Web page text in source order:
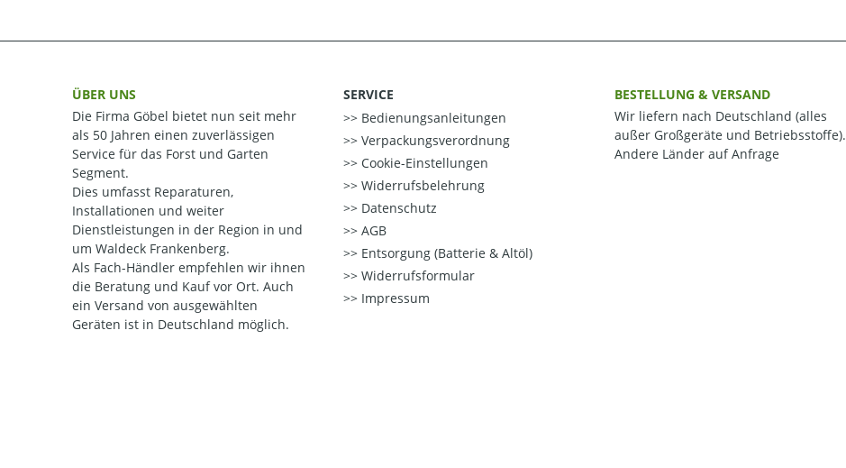
ÜBER UNS
Die Firma Göbel bietet nun seit mehr
als 50 Jahren einen zuverlässigen
Service für das Forst und Garten
Segment.
Dies umfasst Reparaturen,
Installationen und weiter
Dienstleistungen in der Region in und
um Waldeck Frankenberg.
Als Fach-Händler empfehlen wir ihnen
die Beratung und Kauf vor Ort. Auch
ein Versand von ausgewählten
Geräten ist in Deutschland möglich.
SERVICE
Bedienungsanleitungen
Verpackungsverordnung
Cookie-Einstellungen
Widerrufsbelehrung
Datenschutz
AGB
Entsorgung (Batterie & Altöl)
Widerrufsformular
Impressum
BESTELLUNG & VERSAND
Wir liefern nach Deutschland (alles
außer Großgeräte und Betriebsstoffe).
Andere Länder auf Anfrage